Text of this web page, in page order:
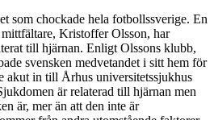
som chockade hela fotbollssverige. En
Kristoffer Olsson, har
till hjärnan. Enligt Olssons klubb,
svensken medvetandet i sitt hem för
akut in till Århus universitetssjukhus
är relaterad till hjärnan men
är, mer än att den inte är